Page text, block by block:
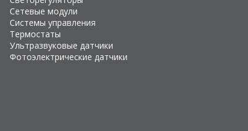
Сетевые модули
Системы управления
Термостаты
Ультразвуковые датчики
Фотоэлектрические датчики